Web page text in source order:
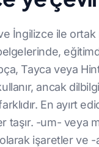
İngilizce ile
Tayca veya
ancak
En ayırt
taşır. -um- veya
işaretler ve -